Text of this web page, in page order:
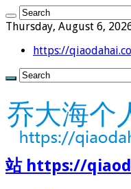
Thursday, August 6,
https://
站 https://